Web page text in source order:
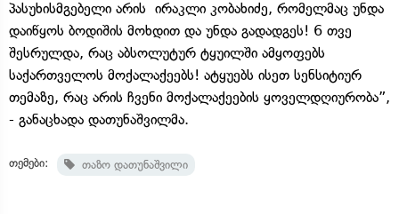
პასუხისმგებელი არის ირაკლი კობახიძე, რომელმაც უნდა
დაიწყოს ბოდიშის მოხდით და უნდა გადადგეს! 6 თვე
შესრულდა, რაც აბსოლუტურ ტყუილში ამყოფებს
საქართველოს მოქალაქეებს! ატყუებს ისეთ სენსიტიურ
თემაზე, რაც არის ჩვენი მოქალაქეების ყოველდღიურობა”,
- განაცხადა დათუნაშვილმა.
თემები: თაზო დათუნაშვილი